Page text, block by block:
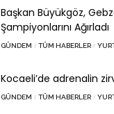
Başkan Büyükgöz,
Şampiyonlarını Ağırladı
GÜNDEM TÜM HABERLER
Kocaeli’de adrenalin
GÜNDEM TÜM HABERLER